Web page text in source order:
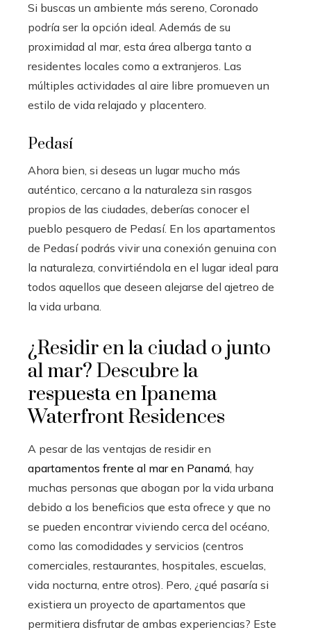
Si buscas un ambiente más sereno, Coronado
podría ser la opción ideal. Además de su
proximidad al mar, esta área alberga tanto a
residentes locales como a extranjeros. Las
múltiples actividades al aire libre promueven un
estilo de vida relajado y placentero.
Pedasí
Ahora bien, si deseas un lugar mucho más
auténtico, cercano a la naturaleza sin rasgos
propios de las ciudades, deberías conocer el
pueblo pesquero de Pedasí. En los apartamentos
de Pedasí podrás vivir una conexión genuina con
la naturaleza, convirtiéndola en el lugar ideal para
todos aquellos que deseen alejarse del ajetreo de
la vida urbana.
¿Residir en la ciudad o junto
al mar? Descubre la
respuesta en Ipanema
Waterfront Residences
A pesar de las ventajas de residir en
apartamentos frente al mar en Panamá, hay
muchas personas que abogan por la vida urbana
debido a los beneficios que esta ofrece y que no
se pueden encontrar viviendo cerca del océano,
como las comodidades y servicios (centros
comerciales, restaurantes, hospitales, escuelas,
vida nocturna, entre otros). Pero, ¿qué pasaría si
existiera un proyecto de apartamentos que
permitiera disfrutar de ambas experiencias? Este